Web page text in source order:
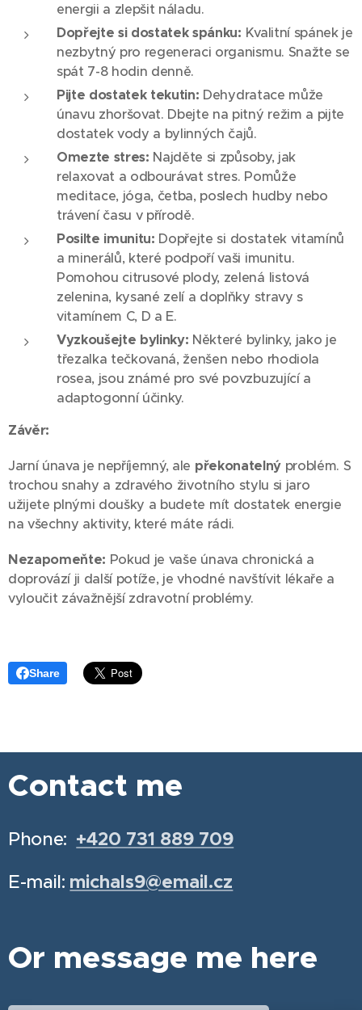
energii a zlepšit náladu.
Dopřejte si dostatek spánku: Kvalitní spánek je
nezbytný pro regeneraci organismu. Snažte se
spát 7-8 hodin denně.
Pijte dostatek tekutin: Dehydratace může
únavu zhoršovat. Dbejte na pitný režim a pijte
dostatek vody a bylinných čajů.
Omezte stres: Najděte si způsoby, jak
relaxovat a odbourávat stres. Pomůže
meditace, jóga, četba, poslech hudby nebo
trávení času v přírodě.
Posilte imunitu: Dopřejte si dostatek vitamínů
a minerálů, které podpoří vaši imunitu.
Pomohou citrusové plody, zelená listová
zelenina, kysané zelí a doplňky stravy s
vitamínem C, D a E.
Vyzkoušejte bylinky: Některé bylinky, jako je
třezalka tečkovaná, ženšen nebo rhodiola
rosea, jsou známé pro své povzbuzující a
adaptogonní účinky.
Závěr:
Jarní únava je nepříjemný, ale překonatelnýproblém. S
trochou snahy a zdravého životního stylu si jaro
užijete plnými doušky a budete mít dostatek energie
na všechny aktivity, které máte rádi.
Nezapomeňte: Pokud je vaše únava chronická a
doprovází ji další potíže, je vhodné navštívit lékaře a
vyloučit závažnější zdravotní problémy.
Share
Contact me
Phone: +420 731 889 709
E-mail: michals9@email.cz
Or message me here